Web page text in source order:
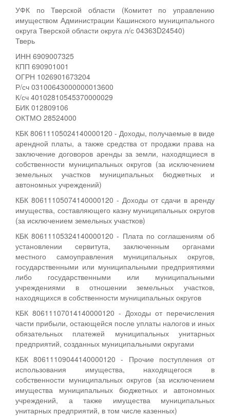
УФК по Тверской области (Комитет по управлению
имуществом Администрации Кашинского муниципального
округа Тверской области округа л/с 04363D24540)
Тверь
ИНН 6909007325
КПП 690901001
ОГРН 1026901673204
Р/сч 03100643000000013600
К/сч 40102810545370000029
БИК 012809106
ОКТМО 28524000
КБК 80611105024140000120 - Доходы, получаемые в виде
арендной платы, а также средства от продажи права на
заключение договоров аренды за земли, находящиеся в
собственности муниципальных округов (за исключением
земельных участков муниципальных бюджетных и
автономных учреждений)
КБК 80611105074140000120 - Доходы от сдачи в аренду
имущества, составляющего казну муниципальных округов
(за исключением земельных участков)
КБК 80611105324140000120 - Плата по соглашениям об
установлении сервитута, заключенным органами
местного самоуправления муниципальных округов,
государственными или муниципальными предприятиями
либо государственными или муниципальными
учреждениями в отношении земельных участков,
находящихся в собственности муниципальных округов
КБК 80611107014140000120 - Доходы от перечисления
части прибыли, остающейся после уплаты налогов и иных
обязательных платежей муниципальных унитарных
предприятий, созданных муниципальными округами
КБК 80611109044140000120 - Прочие поступления от
использования имущества, находящегося в
собственности муниципальных округов (за исключением
имущества муниципальных бюджетных и автономных
учреждений, а также имущества муниципальных
унитарных предприятий, в том числе казенных)